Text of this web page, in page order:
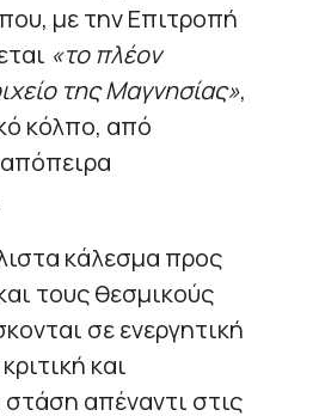
με την Επιτροπή
«το πλέον
της Μαγνησίας»,
κόλπο, από
κάλεσμα προς
τους θεσμικούς
σε ενεργητική
και
απέναντι στις